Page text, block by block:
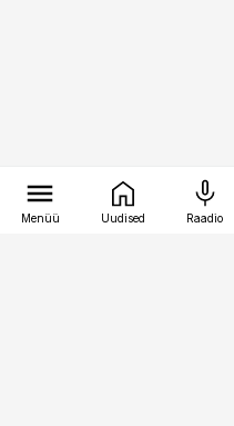
Menüü Uudised Raadio